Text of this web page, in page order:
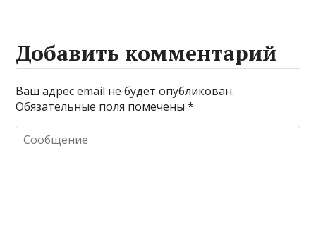
Добавить комментарий
Ваш адрес email не будет опубликован.
Обязательные поля помечены*